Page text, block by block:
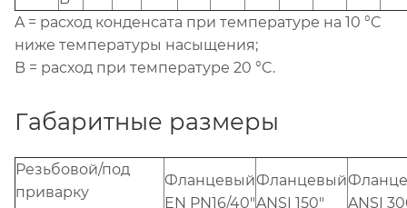
A = расход конденсата при температуре на 10 °C
ниже температуры насыщения;
B = расход при температуре 20 °C.
Габаритные размеры
Резьбовой/под
приварку
Фланцевый
EN PN16/40"
Фланцевый
ANSI 150"
ANSI